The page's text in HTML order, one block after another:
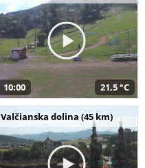
10:00 21,5 °C
Valčianska dolina (45 km)